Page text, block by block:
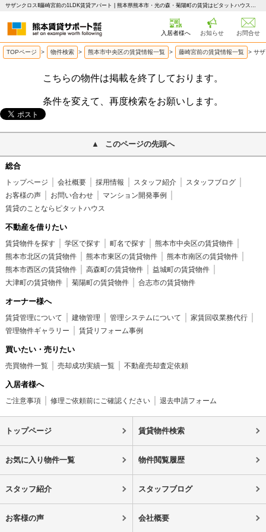
サザンクロスⅡ藤崎宮前の1LDK賃貸アパート | 熊本県熊本市・光の森・菊陽町の賃貸はピタットハウス 熊本賃貸サポート
入居者様へ お知らせ お問合せ
TOPページ > 物件検索 > 熊本市中央区の賃貸情報一覧 > 藤崎宮前の賃貸情報一覧 > サ
こちらの物件は掲載を終了しております。
条件を変えて、再度検索をお願いします。
このページの先頭へ
総合
トップページ 会社概要 採用情報 スタッフ紹介
スタッフブログ
お客様の声
お問い合わせ
マンション開発事例
賃貸のことならピタットハウス
不動産を借りたい
賃貸物件を探す 学区で探す 町名で探す
熊本市中央区の賃貸物件
熊本市北区の賃貸物件
熊本市東区の賃貸物件
熊本市南区の賃貸物件
熊本市西区の賃貸物件
高森町の賃貸物件
益城町の賃貸物件
大津町の賃貸物件
菊陽町の賃貸物件 合志市の賃貸物件
オーナー様へ
賃貸管理について 建物管理 管理システムについて
家賃回収業務代行
管理物件ギャラリー
賃貸リフォーム事例
買いたい・売りたい
売買物件一覧 売却成功実績一覧 不動産売却査定依頼
入居者様へ
ご注意事項 修理ご依頼前にご確認ください 退去申請フォーム
トップページ 賃貸物件検索
お気に入り物件一覧 物件閲覧履歴
スタッフ紹介 スタッフブログ
お客様の声 会社概要